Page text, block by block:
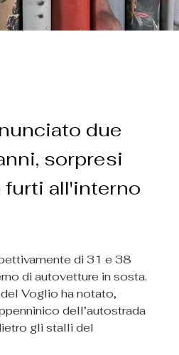
due
sorpresi
furti all'interno
di 31 e 38
di autovetture in sosta.
Voglio ha notato,
dell’autostrada
gli stalli del